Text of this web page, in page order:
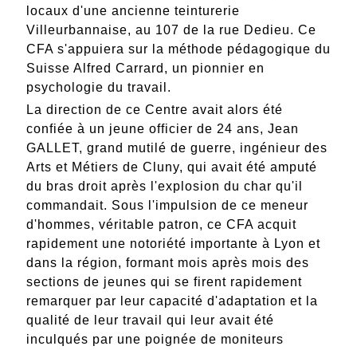
locaux d'une ancienne teinturerie
Villeurbannaise, au 107 de la rue Dedieu. Ce
CFA s'appuiera sur la méthode pédagogique du
Suisse Alfred Carrard , un pionnier en
psychologie du travail.
La direction de ce Centre avait alors été
confiée à un jeune officier de 24 ans, Jean
GALLET, grand mutilé de guerre, ingénieur des
Arts et Métiers de Cluny, qui avait été amputé
du bras droit après l'explosion du char qu'il
commandait. Sous l'impulsion de ce meneur
d'hommes, véritable patron, ce CFA acquit
rapidement une notoriété importante à Lyon et
dans la région, formant mois après mois des
sections de jeunes qui se firent rapidement
remarquer par leur capacité d'adaptation et la
qualité de leur travail qui leur avait été
inculqués par une poignée de moniteurs